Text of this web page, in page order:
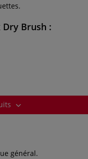
Dry Brush :
général.